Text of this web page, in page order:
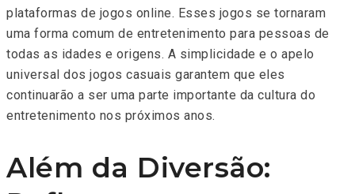
plataformas de jogos online. Esses jogos se tornaram
uma forma comum de entretenimento para pessoas de
todas as idades e origens. A simplicidade e o apelo
universal dos jogos casuais garantem que eles
continuarão a ser uma parte importante da cultura do
entretenimento nos próximos anos.
Além da Diversão: